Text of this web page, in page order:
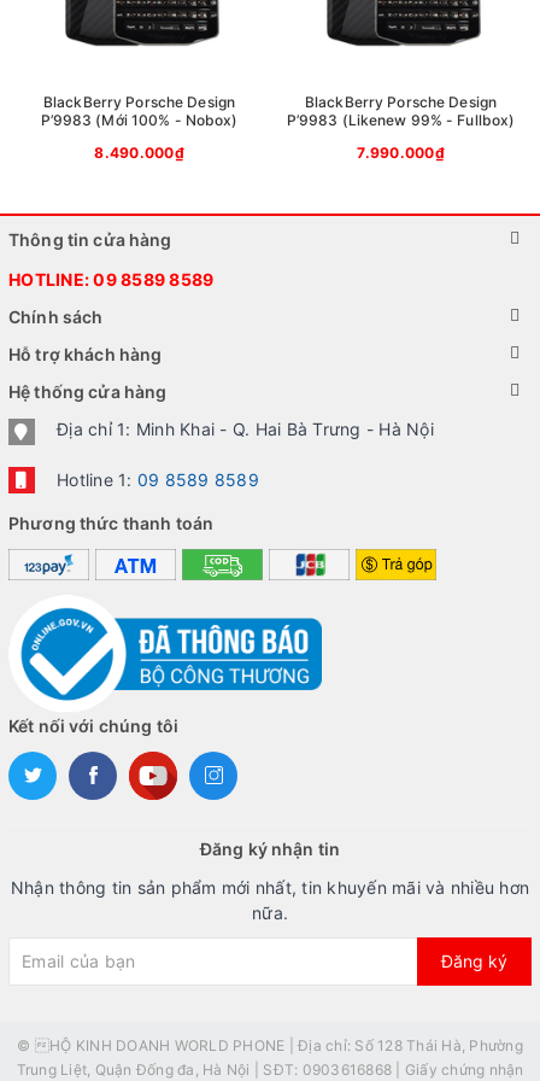
Các sản phẩm liên quan:
Blackberry Bold 9700 Mới
Blackberry Bold 9780 Cũ
Blackberry Bold 9900 Cũ
BlackBerry Porsche Design
P’9983 (Mới 100% - Nobox)
8.490.000₫
BlackBerry Porsche Design
P’9983 (Likenew 99% - Fullbox)
7.990.000₫
Thông tin cửa hàng
HOTLINE:09 8589 8589
Chính sách
Hỗ trợ khách hàng
Hệ thống cửa hàng
Địa chỉ 1: Minh Khai - Q. Hai Bà Trưng - Hà Nội
Hotline 1: 09 8589 8589
Phương thức thanh toán
Kết nối với chúng tôi
Đăng ký nhận tin
Nhận thông tin sản phẩm mới nhất, tin khuyến mãi và nhiều hơn
nữa.
Đăng ký
© HỘ KINH DOANH WORLD PHONE | Địa chỉ: Số 128 Thái Hà, Phường
Trung Liệt, Quận Đống đa, Hà Nội | SĐT: 0903616868 | Giấy chứng nhận